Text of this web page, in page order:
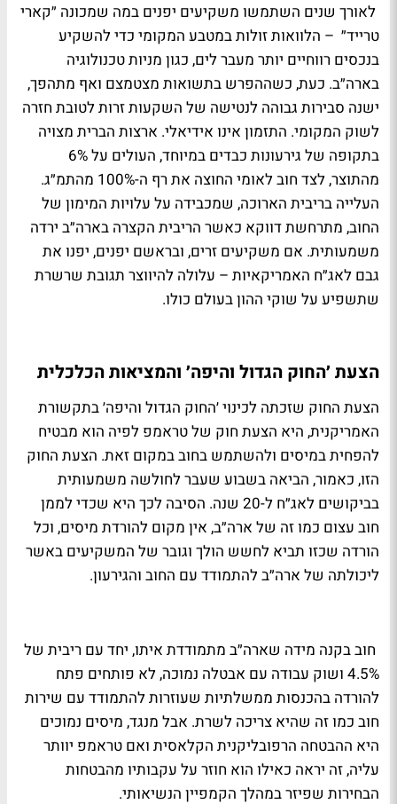
לאורך שנים השתמשו משקיעים יפנים במה שמכונה ״קארי
טרייד״ – הלוואות זולות במטבע המקומי כדי להשקיע
בנכסים רווחיים יותר מעבר לים, כגון מניות טכנולוגיה
בארה״ב. כעת, כשההפרש בתשואות מצטמצם ואף מתהפך,
ישנה סבירות גבוהה לנטישה של השקעות זרות לטובת חזרה
לשוק המקומי. התזמון אינו אידיאלי. ארצות הברית מצויה
בתקופה של גירעונות כבדים במיוחד, העולים על 6%
מהתוצר, לצד חוב לאומי החוצה את רף ה-100% מהתמ״ג.
העלייה בריבית הארוכה, שמכבידה על עלויות המימון של
החוב, מתרחשת דווקא כאשר הריבית הקצרה בארה״ב ירדה
משמעותית. אם משקיעים זרים, ובראשם יפנים, יפנו את
גבם לאג״ח האמריקאיות – עלולה להיווצר תגובת שרשרת
שתשפיע על שוקי ההון בעולם כולו.
הצעת ׳החוק הגדול והיפה׳ והמציאות הכלכלית
הצעת החוק שזכתה לכינוי ׳החוק הגדול והיפה׳ בתקשורת
האמריקנית, היא הצעת חוק של טראמפ לפיה הוא מבטיח
להפחית במיסים ולהשתמש בחוב במקום זאת. הצעת החוק
הזו, כאמור, הביאה בשבוע שעבר לחולשה משמעותית
בביקושים לאג״ח ל-20 שנה. הסיבה לכך היא שכדי לממן
חוב עצום כמו זה של ארה״ב, אין מקום להורדת מיסים, וכל
הורדה שכזו תביא לחשש הולך וגובר של המשקיעים באשר
ליכולתה של ארה״ב להתמודד עם החוב והגירעון.
חוב בקנה מידה שארה״ב מתמודדת איתו, יחד עם ריבית של
4.5% ושוק עבודה עם אבטלה נמוכה, לא פותחים פתח
להורדה בהכנסות ממשלתיות שעוזרות להתמודד עם שירות
חוב כמו זה שהיא צריכה לשרת. אבל מנגד, מיסים נמוכים
היא ההבטחה הרפובליקנית הקלאסית ואם טראמפ יוותר
עליה, זה יראה כאילו הוא חוזר על עקבותיו מהבטחות
הבחירות שפיזר במהלך הקמפיין הנשיאותי.